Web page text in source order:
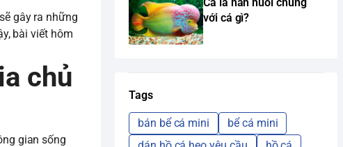
gây ra những
bài viết hôm
chủ
gian sống
với cá gì?
Tags
bán bể cá mini
bể cá mini